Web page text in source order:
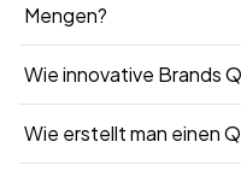
Mengen?
Wie innovative Brands
Wie erstellt man einen